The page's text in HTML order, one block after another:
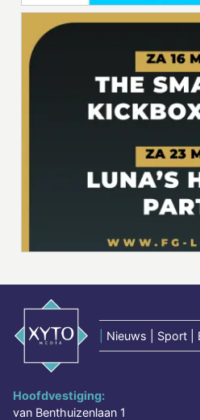
Nieuws | Sport |
Hoofdvestiging:
van Benthuizenlaan 1